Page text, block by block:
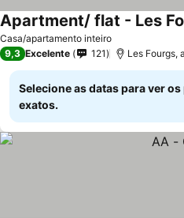
Casa/apartamento inteiro
Apartment/ flat - Les
9,3 Excelente 121 Les Fourgs,
Selecione as datas para ver
exatos.